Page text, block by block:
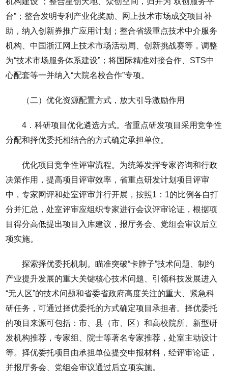
台”；整合发明专利产业化奖励、网上技术市场成交项目补
助，纳入创新券推广应用计划；整合省级重点技术中介服务
机构、中国浙江网上技术市场活动周、创新挑战赛等，调整
为“技术市场服务体系建设”；将国际精准对接合作、STS中
心配套等一并纳入“大院名校合作”专项。
（二）优化资源配置方式，放大引导激励作用
4．科研项目优化遴选方式。省重点研发项目采用竞争性
分配和择优委托相结合的方式确定承担单位。
优化项目竞争性评审流程。为统筹发挥专家咨询和行政
决策作用，提高项目评审效率，省重点研发计划项目评审
中，专家网评和处室评审并行开展，按照1：1的比例各自打
分并汇总，处室评审应组织专家进行会议评审论证，根据项
目得分高低提出项目入库建议，报厅务会、党组会审议后立
项实施。
探索择优委托机制。瞄准突破“卡脖子”技术问题、制约
产业提升发展的重大关键核心技术问题、引领科技发展进入
“无人区”的技术问题和省委省政府高度关注的重大、紧急科
研任务，可通过择优委托的方式确定项目承担者。择优委托
的项目来源可包括：市、县（市、区）和高校院所、新型研
发机构推荐，专家组、院士等著名专家推荐，处室主动设计
等。择优委托项目由承担单位提交申报材料，经评审论证，
并报厅务会、党组会审议通过后立项实施。